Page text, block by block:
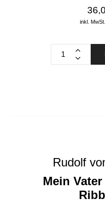
inkl. MwSt.,
Rudolf
Mein